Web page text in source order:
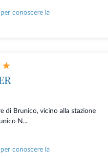
conoscere la
di Brunico, vicino alla stazione
N...
conoscere la